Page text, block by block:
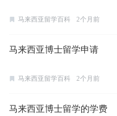
马来西亚留学百科 2个月前
马来西亚博士留学申请
马来西亚留学百科 2个月前
马来西亚博士留学的学费